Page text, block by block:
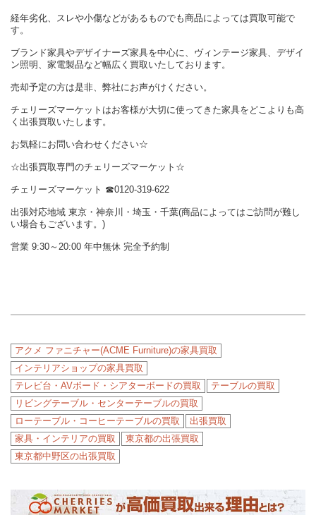
経年劣化、スレや小傷などがあるものでも商品によっては買取可能で
す。
ブランド家具やデザイナーズ家具を中心に、ヴィンテージ家具、デザイ
ン照明、家電製品など幅広く買取いたしております。
売却予定の方は是非、弊社にお声がけください。
チェリーズマーケットはお客様が大切に使ってきた家具をどこよりも高
く出張買取いたします。
お気軽にお問い合わせください☆
☆出張買取専門のチェリーズマーケット☆
チェリーズマーケット ☎︎0120-319-622
出張対応地域 東京・神奈川・埼玉・千葉(商品によってはご訪問が難し
い場合もございます。)
営業 9:30～20:00 年中無休 完全予約制
アクメ ファニチャー(ACME Furniture)の家具買取
インテリアショップの家具買取
テレビ台・AVボード・シアターボードの買取
テーブルの買取
リビングテーブル・センターテーブルの買取
ローテーブル・コーヒーテーブルの買取
出張買取
家具・インテリアの買取
東京都の出張買取
東京都中野区の出張買取